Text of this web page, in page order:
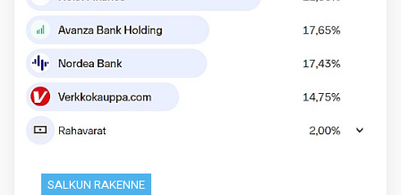
SALKUN RAKENNE